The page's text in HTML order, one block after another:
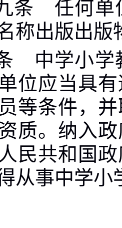
条 任何单
称出版出版
中学小学
位应当具
等条件，
质。纳入
民共和国
从事中学小